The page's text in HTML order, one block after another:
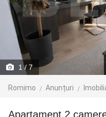
1 / 7
Romimo Anunțuri
Apartament 2 camere, 40 mp, complex